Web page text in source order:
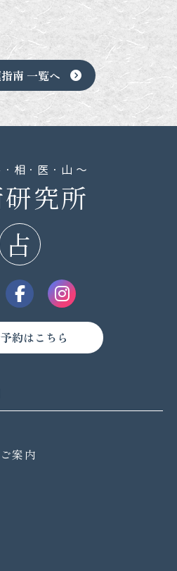
南 一覧へ
究所
約はこちら
案内